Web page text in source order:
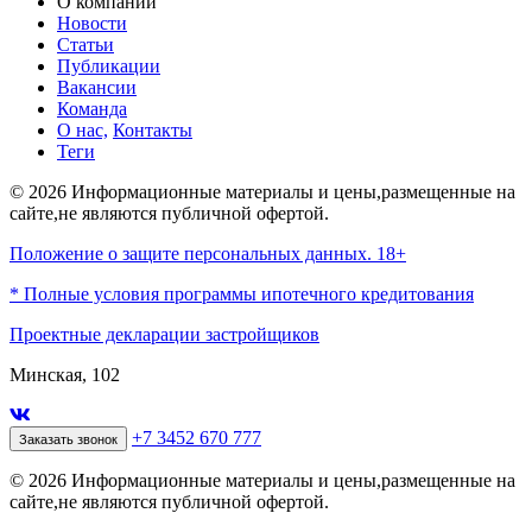
Новости
Статьи
Публикации
Вакансии
Команда
О нас, Контакты
Теги
© 2026 Информационные материалы и цены,размещенные на
сайте,не являются публичной офертой.
Положение о защите персональных данных. 18+
* Полные условия программы ипотечного кредитования
Проектные декларации застройщиков
Минская, 102
Заказать звонок +7 3452 670 777
© 2026 Информационные материалы и цены,размещенные на
сайте,не являются публичной офертой.